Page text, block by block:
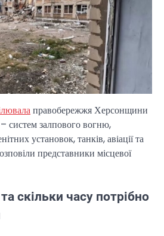
правобережжя Херсонщини
– систем залпового вогню,
установок, танків, авіації та
представники місцевої
скільки часу потрібно